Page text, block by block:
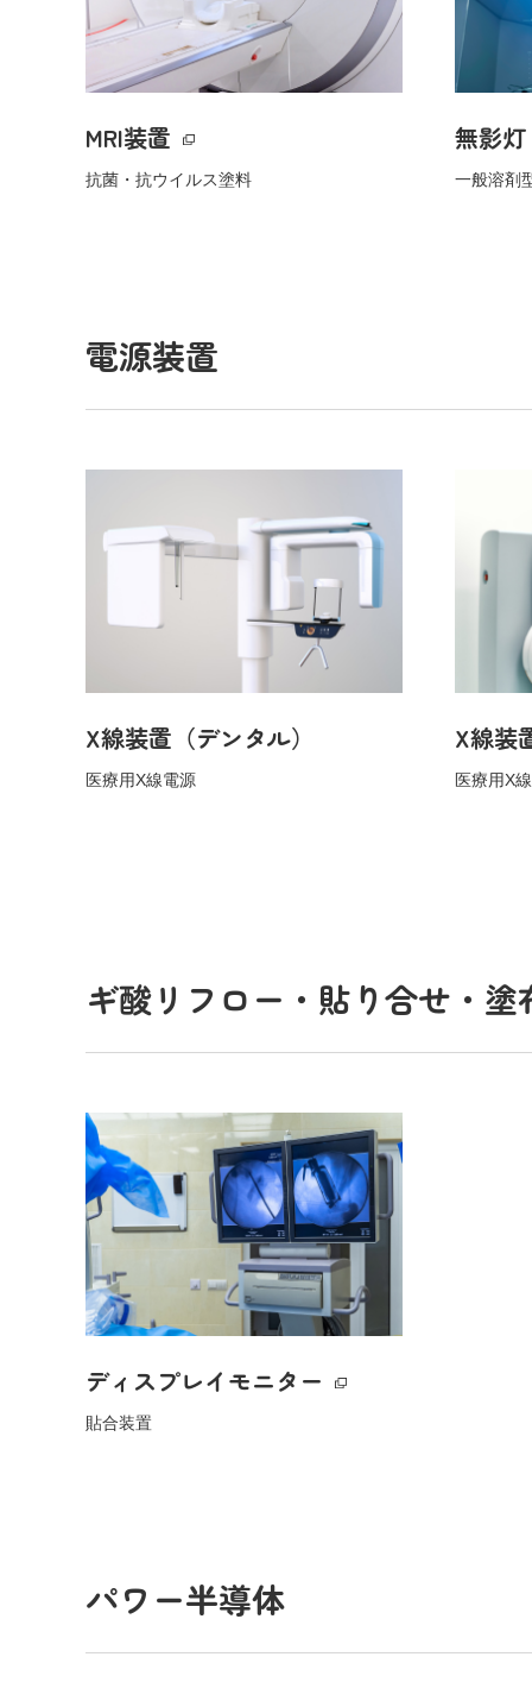
MRI装置
抗菌・抗ウイルス塗料
無影灯
一般溶剤
電源装置
X線装置（デンタル）
医療用X線電源
X線装
医療用X
ギ酸リフロー・貼り合せ・
ディスプレイモニター
貼合装置
パワー半導体